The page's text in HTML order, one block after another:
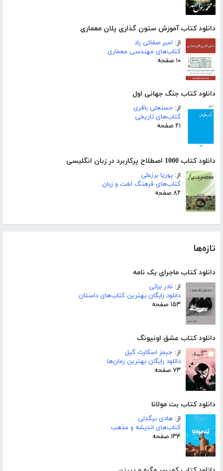
دانلود کتاب آموزش ستون گذاری پلان معماری
از: امیر صفائی راد
کتاب‌های مهندسی معماری
۱۰ صفحه
دانلود کتاب جنگ جهانی اول
از: حسنعلی باقری
کتاب‌های تاریخی
۲۱ صفحه
دانلود کتاب 1000 اصطلاح پرکاربرد در زبان انگلیسی
از: پوریا برزعلی
کتاب‌های فرهنگ لغت و زبان
۸۲ صفحه
تازه‌ها
دانلود کتاب ماجرای یک نامه
از: نادر براتی
دانلود رایگان بهترین کتاب‌های داستان
۱۵۳ صفحه
دانلود کتاب عشق اونیونگ
از: جیمز اسکارث گیل
دانلود رایگان بهترین رمان‌ها
۷۳ صفحه
دانلود کتاب بت مولانا
از: هادی بیگدلی
کتاب‌های اندیشه و مذهب
۱۳۴ صفحه